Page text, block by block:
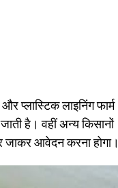
प्लास्टिक लाइनिंग फार्म
है। वहीं अन्य किसानों
जाकर आवेदन करना होगा।